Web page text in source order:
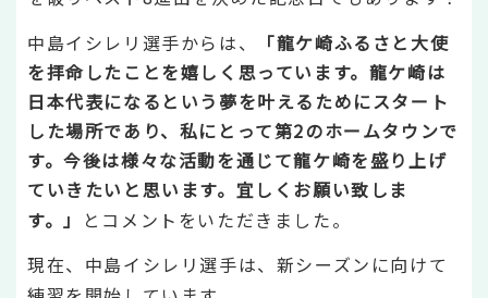
中島イシレリ選手からは、
「龍ケ崎ふるさと大使
を拝命したことを嬉しく思っています。龍ケ崎は
日本代表になるという夢を叶えるためにスタート
した場所であり、私にとって第2のホームタウンで
す。今後は様々な活動を通じて龍ケ崎を盛り上げ
ていきたいと思います。宜しくお願い致しま
す。」
とコメントをいただきました。
現在、中島イシレリ選手は、新シーズンに向けて